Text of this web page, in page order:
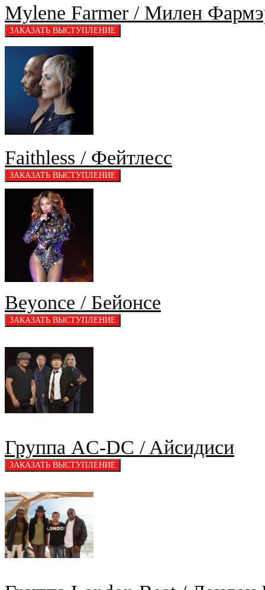
Mylene Farmer / Милен
Faithless / Фейтлесс
Beyonce / Бейонсе
Группа AC-DC / Aйсидиси